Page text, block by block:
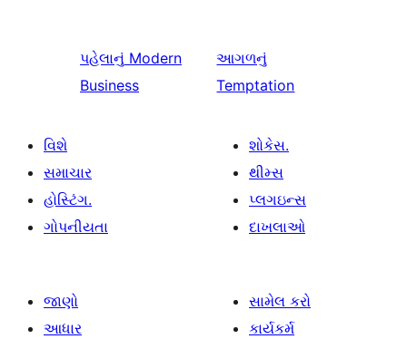
પહેલાનું Modern
Business
આગળનું
Temptation
વિશે
સમાચાર
હોસ્ટિંગ.
ગોપનીયતા
શોકેસ.
થીમ્સ
પ્લગઇન્સ
દાખલાઓ
જાણો
આધાર
સામેલ કરો
કાર્યકર્મ